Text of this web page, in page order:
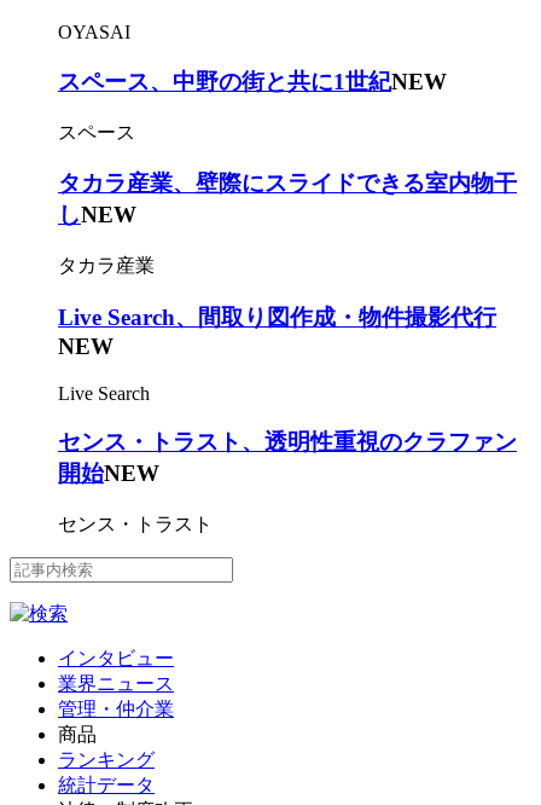
OYASAI
スペース、中野の街と共に1世紀NEW
スペース
タカラ産業、壁際にスライドできる室内物干
しNEW
タカラ産業
Live Search、間取り図作成・物件撮影代行
NEW
Live Search
センス・トラスト、透明性重視のクラファン
開始NEW
センス・トラスト
インタビュー
業界ニュース
管理・仲介業
商品
ランキング
統計データ